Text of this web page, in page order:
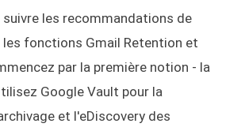
suivre les recommandations de
les fonctions Gmail Retention et
par la première notion - la
Google Vault pour la
et l'eDiscovery des